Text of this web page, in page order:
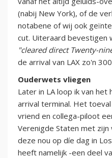
(nabij New York), of de
notabene of wij ook
cut. Uiteraard bevestigen
"cleared direct Twenty-
de arrival van LAX zo'n
Ouderwets vliegen
Later in LA loop ik van
arrival terminal. Het
vriend en collega-piloot
Verenigde Staten met
deze nou op díe dag in
heeft namelijk -een deel